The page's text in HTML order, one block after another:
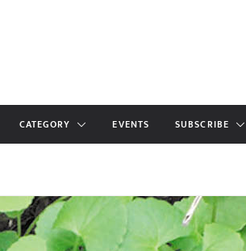
CATEGORY EVENTS SUBSCRIBE